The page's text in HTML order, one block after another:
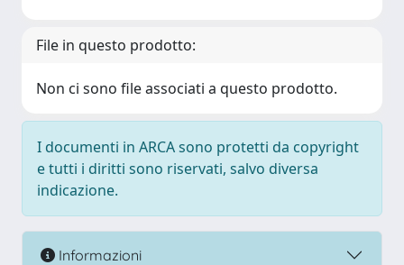
File in questo prodotto:
Non ci sono file associati a questo prodotto.
I documenti in ARCA sono protetti da copyright
e tutti i diritti sono riservati, salvo diversa
indicazione.
Informazioni